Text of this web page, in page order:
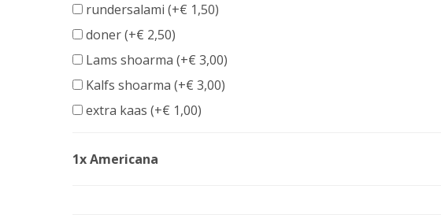
rundersalami (+€ 1,50)
doner (+€ 2,50)
Lams shoarma (+€ 3,00)
Kalfs shoarma (+€ 3,00)
extra kaas (+€ 1,00)
1x Americana